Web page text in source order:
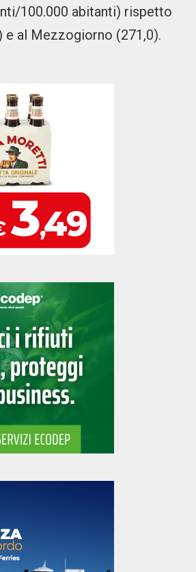
100.000 abitanti) rispetto
e al Mezzogiorno (271,0).